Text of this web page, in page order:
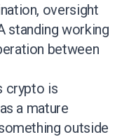
oversight
standing working
between
crypto is
a mature
outside